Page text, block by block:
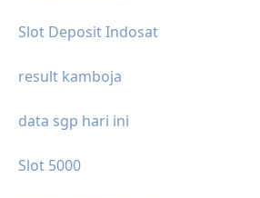
Slot Deposit Indosat
result kamboja
data sgp hari ini
Slot 5000